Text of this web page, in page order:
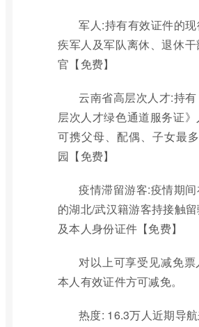
军人:持有有效证件的
疾军人及军队离休、退休
官【免费】
云南省高层次人才:持
层次人才绿色通道服务证》
可携父母、配偶、子女最
园【免费】
疫情滞留游客:疫情期
的湖北/武汉籍游客持接触
及本人身份证件【免费】
对以上可享受见减免
本人有效证件方可减免。
热度: 16.3万人近期导